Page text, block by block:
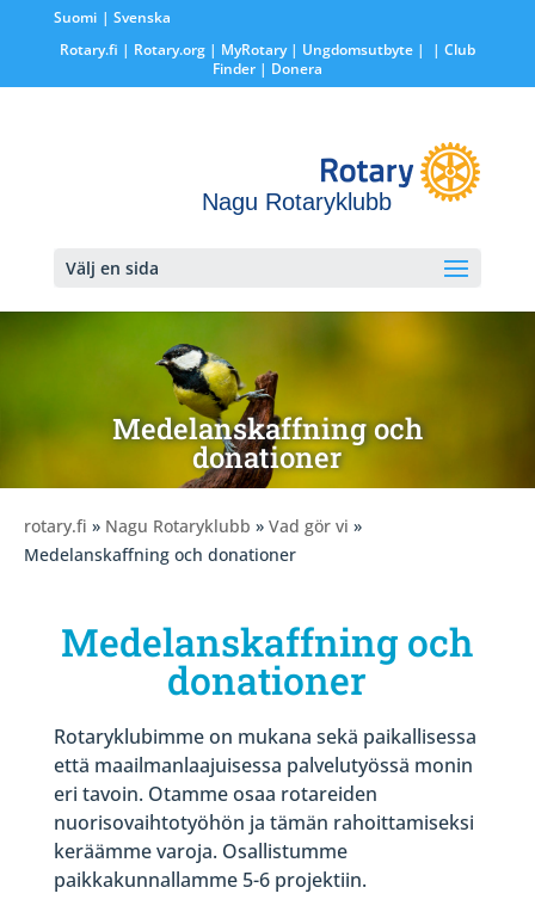
Suomi
Svenska
Rotary.fi | Rotary.org| MyRotary | Ungdomsutbyte|
| Club
Finder| Donera
Nagu Rotaryklubb
Välj en sida
Medelanskaffning och
donationer
rotary.fi » Nagu Rotaryklubb » Vad gör vi »
Medelanskaffning och donationer
Medelanskaffning och
donationer
Rotaryklubimme on mukana sekä paikallisessa
että maailmanlaajuisessa palvelutyössä monin
eri tavoin. Otamme osaa rotareiden
nuorisovaihtotyöhön ja tämän rahoittamiseksi
keräämme varoja. Osallistumme
paikkakunnallamme 5-6 projektiin.